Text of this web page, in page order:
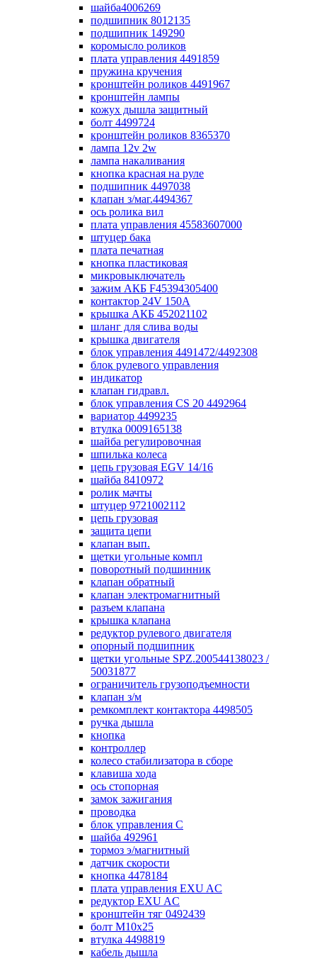
шайба4006269
подшипник 8012135
подшипник 149290
коромысло роликов
плата управления 4491859
пружина кручения
кронштейн роликов 4491967
кронштейн лампы
кожух дышла защитный
болт 4499724
кронштейн роликов 8365370
лампа 12v 2w
лампа накаливания
кнопка красная на руле
подшипник 4497038
клапан з/маг.4494367
ось ролика вил
плата управления 45583607000
штуцер бака
плата печатная
кнопка пластиковая
микровыключатель
зажим АКБ F45394305400
контактор 24V 150A
крышка АКБ 452021102
шланг для слива воды
крышка двигателя
блок управления 4491472/4492308
блок рулевого управления
индикатор
клапан гидравл.
блок управления СS 20 4492964
вариатор 4499235
втулка 0009165138
шайба регулировочная
шпилька колеса
цепь грузовая EGV 14/16
шайба 8410972
ролик мачты
штуцер 9721002112
цепь грузовая
защита цепи
клапан вып.
щетки угольные компл
поворотный подшинник
клапан обратный
клапан электромагнитный
разъем клапана
крышка клапана
редуктор рулевого двигателя
опорный подшипник
щетки угольные SPZ.200544138023 /
50031877
ограничитель грузоподъемности
клапан з/м
ремкомплект контактора 4498505
ручка дышла
кнопка
контроллер
колесо стабилизатора в сборе
клавиша хода
ось стопорная
замок зажигания
проводка
блок управления С
шайба 492961
тормоз э/магнитный
датчик скорости
кнопка 4478184
плата управления EXU AC
редуктор EXU AC
кронштейн тяг 0492439
болт М10х25
втулка 4498819
кабель дышла